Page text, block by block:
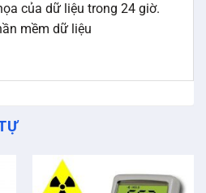
của dữ liệu trong 24 giờ.
mềm dữ liệu